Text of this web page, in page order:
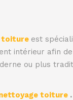
toiture est
intérieur afin
ou plus
toiture.